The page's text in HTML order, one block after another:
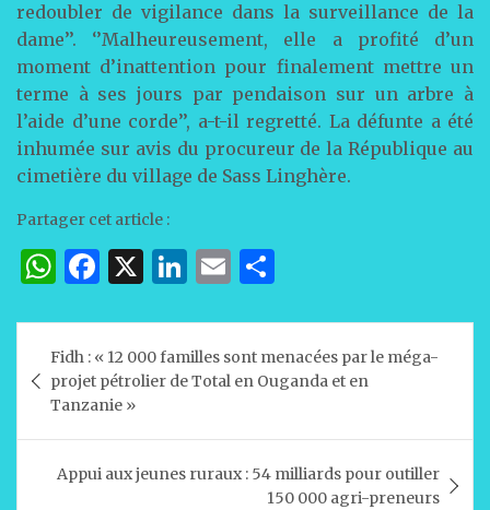
redoubler de vigilance dans la surveillance de la
dame’’. ‘’Malheureusement, elle a profité d’un
moment d’inattention pour finalement mettre un
terme à ses jours par pendaison sur un arbre à
l’aide d’une corde’’, a-t-il regretté. La défunte a été
inhumée sur avis du procureur de la République au
cimetière du village de Sass Linghère.
Partager cet article :
W
at
s
A
p
p
F
c
e
b
o
o
X
Li
k
e
n
E
ai
l
ta
g
de
l’article
Fidh : « 12 000 familles sont menacées par le méga-
projet pétrolier de Total en Ouganda et en
Tanzanie »
Appui aux jeunes ruraux : 54 milliards pour outiller
150 000 agri-preneurs